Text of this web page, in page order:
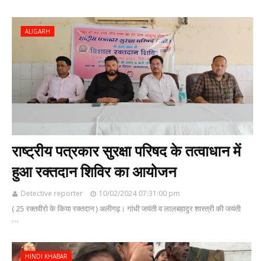
ALIGARH
राष्ट्रीय पत्रकार सुरक्षा परिषद के तत्वाधान में
हुआ रक्तदान शिविर का आयोजन
Detective reporter 10/02/2024 07:31:00 pm
( 25 रक्तवीरो के किया रक्तदान ) अलीगढ़। गांधी जयंती व लालबहादुर शास्त्री की जयंती
…
HINDI KHABAR